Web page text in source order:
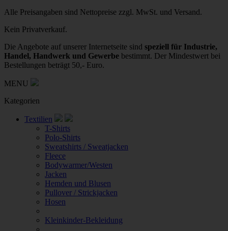
Alle Preisangaben sind Nettopreise zzgl. MwSt. und Versand.
Kein Privatverkauf.
Die Angebote auf unserer Internetseite sind speziell für Industrie,
Handel, Handwerk und Gewerbe bestimmt. Der Mindestwert bei
Bestellungen beträgt 50,- Euro.
MENU
Kategorien
Textilien
T-Shirts
Polo-Shirts
Sweatshirts / Sweatjacken
Fleece
Bodywarmer/Westen
Jacken
Hemden und Blusen
Pullover / Strickjacken
Hosen
Kleinkinder-Bekleidung